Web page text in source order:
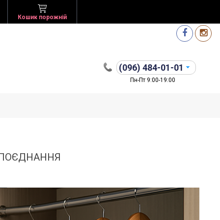
Кошик порожній
(096) 484-01-01
Пн-Пт 9:00-19:00